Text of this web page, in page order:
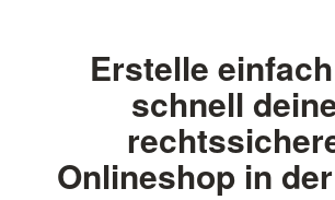
Erstelle
schnell
Onlineshop in